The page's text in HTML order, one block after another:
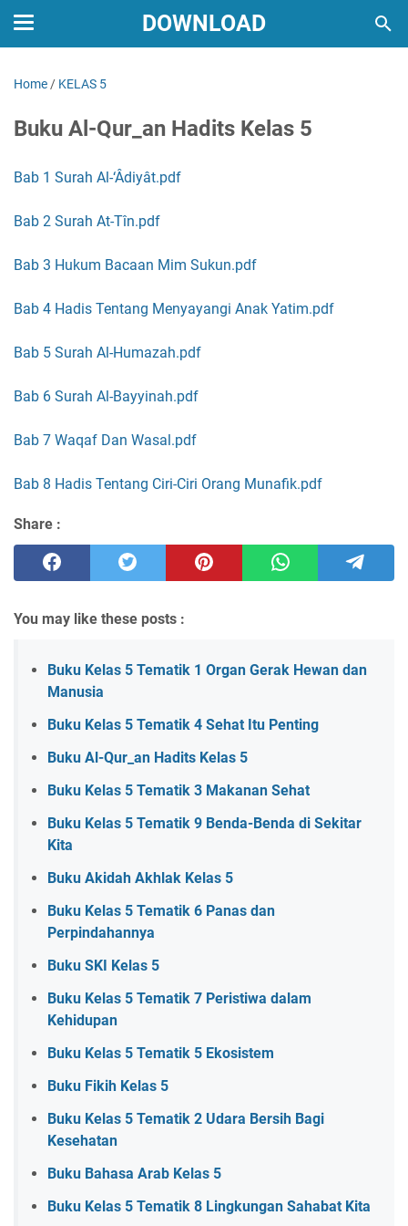
DOWNLOAD
Home / KELAS 5
Buku Al-Qur_an Hadits Kelas 5
Bab 1 Surah Al-‘Âdiyât.pdf
Bab 2 Surah At-Tîn.pdf
Bab 3 Hukum Bacaan Mim Sukun.pdf
Bab 4 Hadis Tentang Menyayangi Anak Yatim.pdf
Bab 5 Surah Al-Humazah.pdf
Bab 6 Surah Al-Bayyinah.pdf
Bab 7 Waqaf Dan Wasal.pdf
Bab 8 Hadis Tentang Ciri-Ciri Orang Munafik.pdf
Share :
You may like these posts :
Buku Kelas 5 Tematik 1 Organ Gerak Hewan dan
Manusia
Buku Kelas 5 Tematik 4 Sehat Itu Penting
Buku Al-Qur_an Hadits Kelas 5
Buku Kelas 5 Tematik 3 Makanan Sehat
Buku Kelas 5 Tematik 9 Benda-Benda di Sekitar
Kita
Buku Akidah Akhlak Kelas 5
Buku Kelas 5 Tematik 6 Panas dan
Perpindahannya
Buku SKI Kelas 5
Buku Kelas 5 Tematik 7 Peristiwa dalam
Kehidupan
Buku Kelas 5 Tematik 5 Ekosistem
Buku Fikih Kelas 5
Buku Kelas 5 Tematik 2 Udara Bersih Bagi
Kesehatan
Buku Bahasa Arab Kelas 5
Buku Kelas 5 Tematik 8 Lingkungan Sahabat Kita